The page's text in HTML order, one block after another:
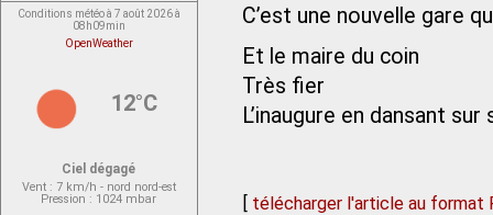
C’est une nouvelle gare
Et le maire du coin
Très fier
L’inaugure en dansant
[ télécharger l'article au format
Conditions météo à 7 août 2026 à
08h09min
OpenWeather
12°C
Ciel dégagé
Vent : 7 km/h - nord nord-est
Pression : 1024 mbar